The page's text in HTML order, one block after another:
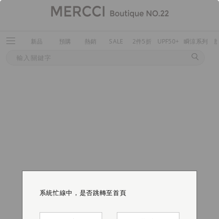
新品 預購 熱銷 SALE 2件5折 UPF50+ 瞬涼系列
系統忙線中，是否跳轉至首頁
系統忙線中，是否跳轉至首頁
系統忙線中，是否跳轉至首頁
系統忙線中，是否跳轉至首頁
系統忙線中，是否跳轉至首頁